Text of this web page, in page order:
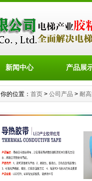
新闻中心 产品展
你的位置： 首页 > 公司产品 > 耐